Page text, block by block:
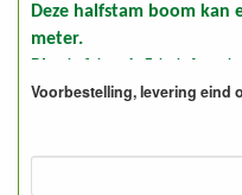
Deze halfstam boom
meter.
Plantafstand: 5 tot 6
Foto: halfstam 2-jarig,
Voorbestelling, levering eind